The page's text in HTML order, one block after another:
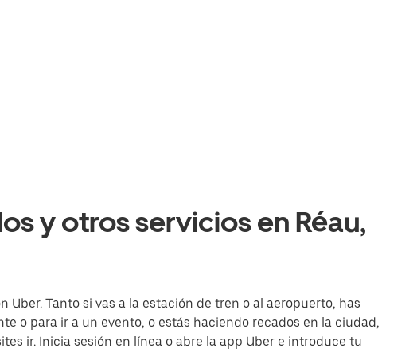
y otros servicios en Réau,
Uber. Tanto si vas a la estación de tren o al aeropuerto, has
o para ir a un evento, o estás haciendo recados en la ciudad,
ir. Inicia sesión en línea o abre la app Uber e introduce tu